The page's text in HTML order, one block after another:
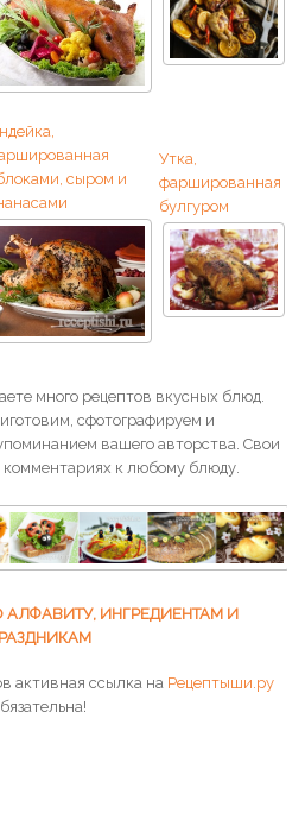
сыром и
Утка,
фаршированная
булгуром
много рецептов вкусных блюд.
сфотографируем и
вашего авторства. Свои
к любому блюду.
АЛФАВИТУ, ИНГРЕДИЕНТАМ И
активная ссылка на Рецептыши.ру